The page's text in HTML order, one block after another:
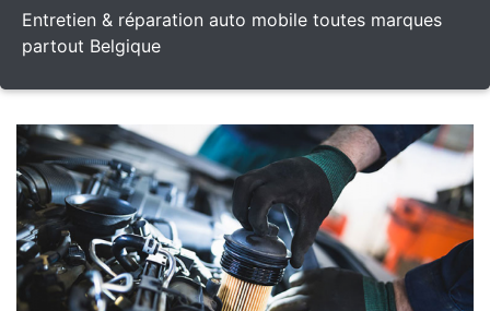
Entretien & réparation auto mobile toutes marques
partout Belgique